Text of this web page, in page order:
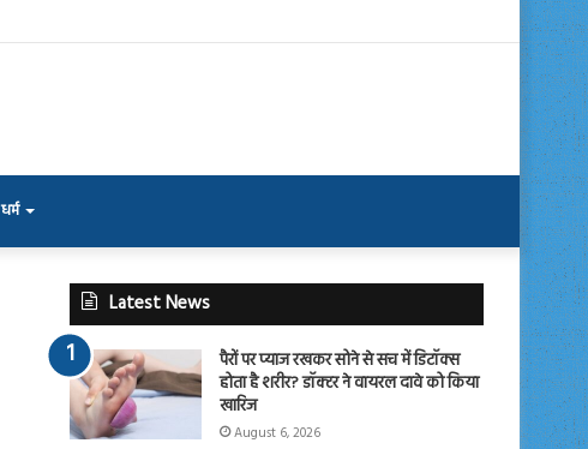
धर्म
Latest News
पैरों पर प्याज रखकर सोने से सच में डिटॉक्स
होता है शरीर? डॉक्टर ने वायरल दावे को किया
खारिज
August 6, 2026